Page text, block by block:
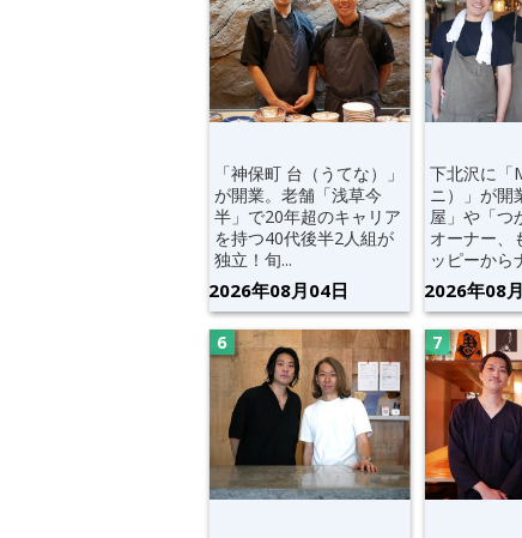
「神保町 台（うてな）」
が開業。老舗「浅草今
半」で20年超のキャリア
を持つ40代後半2人組が
独立！旬...
2026年08月04日
下北沢に「
ニ）」が開
屋」や「つ
オーナー、
ッピーから
2026年08